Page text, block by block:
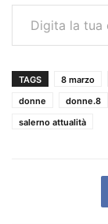
Digita la tua e-mail...
TAGS 8 marzo
donne
donne.8
salerno attualità